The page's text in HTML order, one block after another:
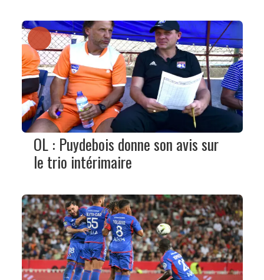
OL : Puydebois donne son avis sur
le trio intérimaire